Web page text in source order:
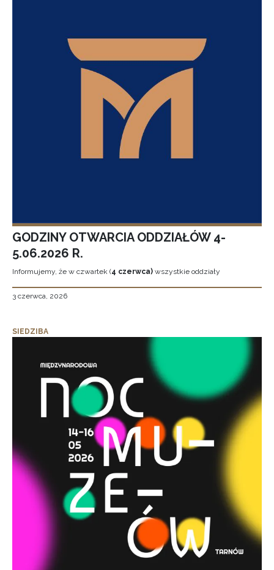
GODZINY OTWARCIA ODDZIAŁÓW 4-
5.06.2026 R.
Informujemy, że w czwartek (4 czerwca) wszystkie oddziały
3 czerwca, 2026
SIEDZIBA